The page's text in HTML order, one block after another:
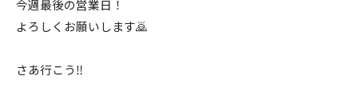
今週最後の営業日！
よろしくお願いします🙇
さあ行こう‼️